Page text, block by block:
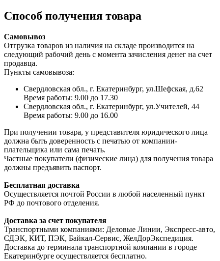
Способ получения товара
Самовывоз
Отгрузка товаров из наличия на складе производится на
следующий рабочий день с момента зачисления денег на счет
продавца.
Пункты самовывоза:
Свердловская обл., г. Екатеринбург, ул.Шефская, д.62
Время работы: 9.00 до 17.30
Свердловская обл., г. Екатеринбург, ул.Учителей, 44
Время работы: 9.00 до 16.00
При получении товара, у представителя юридического лица
должна быть доверенность с печатью от компании-
плательщика или сама печать.
Частные покупатели (физические лица) для получения товара
должны предъявить паспорт.
Бесплатная доставка
Осуществляется почтой России в любой населенный пункт
РФ до почтового отделения.
Доставка за счет покупателя
Транспортными компаниями: Деловые Линии, Экспресс-авто,
СДЭК, КИТ, ПЭК, Байкал-Сервис, ЖелДорЭкспедиция.
Доставка до терминала транспортной компании в городе
Екатеринбурге осуществляется бесплатно.